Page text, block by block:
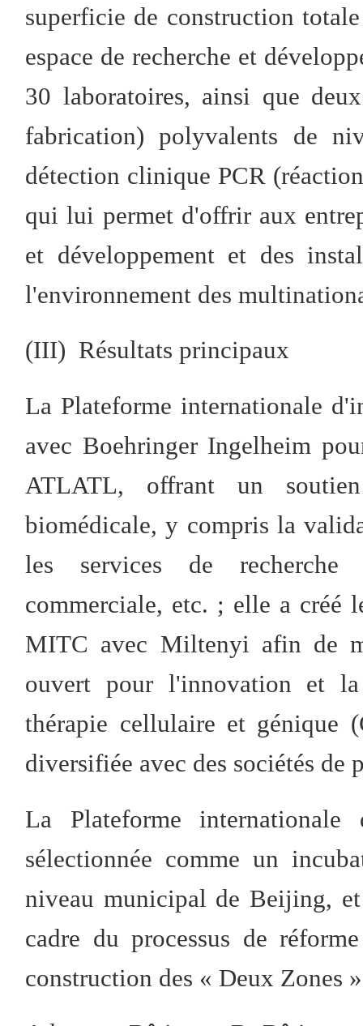
superficie de construction
espace de recherche et
30 laboratoires, ainsi que
fabrication) polyvalents de
détection clinique PCR
qui lui permet d'offrir aux
et développement et des
l'environnement des
(III) Résultats principaux
La Plateforme internationale
avec Boehringer Ingelheim
ATLATL, offrant un
biomédicale, y compris la
les services de recherche
commerciale, etc. ; elle a créé
MITC avec Miltenyi afin de
ouvert pour l'innovation et
thérapie cellulaire et génique
diversifiée avec des sociétés de
La Plateforme
sélectionnée comme un
niveau municipal de Beijing,
cadre du processus de
construction des « Deux Zones